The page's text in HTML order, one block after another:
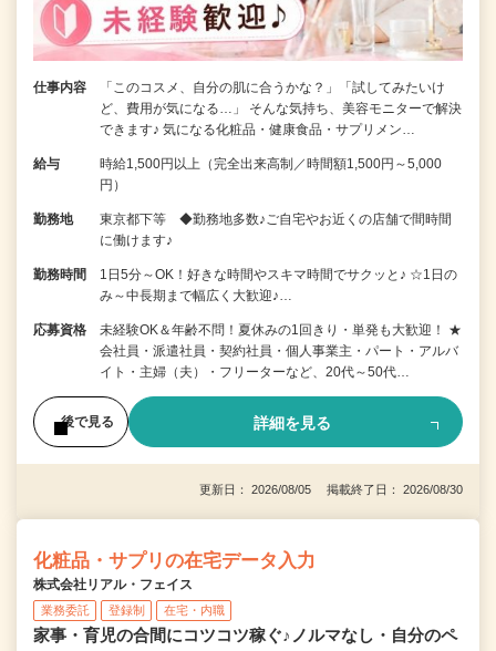
仕事内容
「このコスメ、自分の肌に合うかな？」「試してみたいけ
ど、費用が気になる…」 そんな気持ち、美容モニターで解決
できます♪ 気になる化粧品・健康食品・サプリメン…
給与
時給1,500円以上（完全出来高制／時間額1,500円～5,000
円）
勤務地
東京都下等 ◆勤務地多数♪ご自宅やお近くの店舗で間時間
に働けます♪
勤務時間
1日5分～OK！好きな時間やスキマ時間でサクッと♪ ☆1日の
み～中長期まで幅広く大歓迎♪…
応募資格
未経験OK＆年齢不問！夏休みの1回きり・単発も大歓迎！ ★
会社員・派遣社員・契約社員・個人事業主・パート・アルバ
イト・主婦（夫）・フリーターなど、20代～50代…
後で見る 詳細を見る
更新日： 2026/08/05 掲載終了日： 2026/08/30
化粧品・サプリの在宅データ入力
株式会社リアル・フェイス
業務委託 登録制 在宅・内職
家事・育児の合間にコツコツ稼ぐ♪ノルマなし・自分のペ